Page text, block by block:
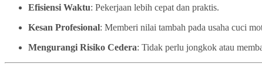
Efisiensi Waktu: Pekerjaan lebih cepat dan praktis.
Kesan Profesional: Memberi nilai tambah pada usaha cuci
Mengurangi Risiko Cedera: Tidak perlu jongkok atau